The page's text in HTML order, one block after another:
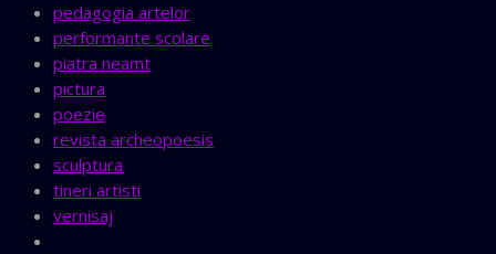
pedagogia artelor
performante scolare
piatra neamt
pictura
poezie
revista archeopoesis
sculptura
tineri artisti
vernisaj